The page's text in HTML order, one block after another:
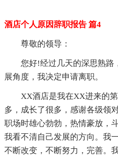
酒店个人原因辞职报告 篇4
尊敬的领导：
您好!经过几天的深思熟路
展角度，我决定申请离职。
XX酒店是我在XX进来的
多，成长了很多，感谢各级领
职场时雄心勃勃，热情豪放，
我看不清自己发展的方向。我
不断改变，不断努力，完善。